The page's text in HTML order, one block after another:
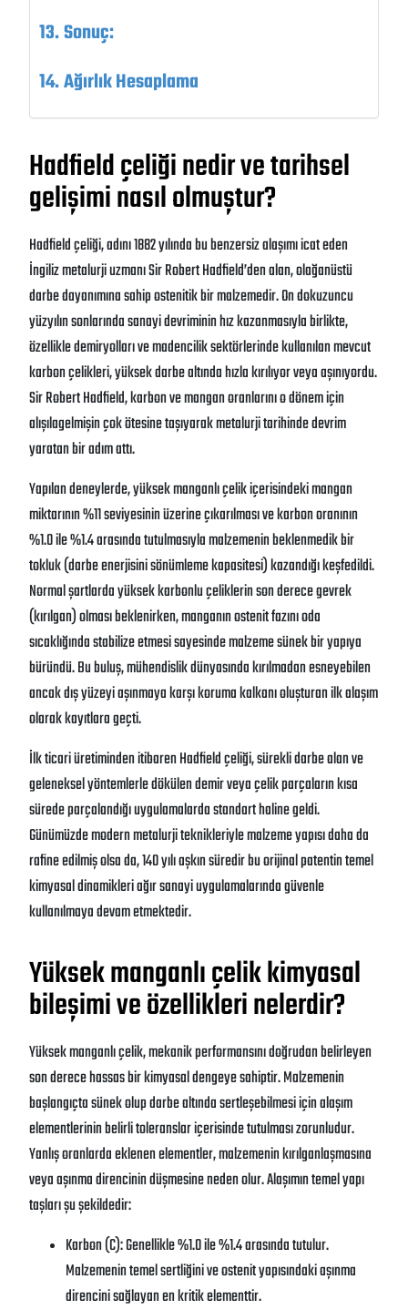
Sonuç:
Ağırlık Hesaplama
Hadfield çeliği nedir ve tarihsel
gelişimi nasıl olmuştur?
Hadfield çeliği, adını 1882 yılında bu benzersiz alaşımı icat eden
İngiliz metalurji uzmanı Sir Robert Hadfield’den alan, olağanüstü
darbe dayanımına sahip ostenitik bir malzemedir. On dokuzuncu
yüzyılın sonlarında sanayi devriminin hız kazanmasıyla birlikte,
özellikle demiryolları ve madencilik sektörlerinde kullanılan mevcut
karbon çelikleri, yüksek darbe altında hızla kırılıyor veya aşınıyordu.
Sir Robert Hadfield, karbon ve mangan oranlarını o dönem için
alışılagelmişin çok ötesine taşıyarak metalurji tarihinde devrim
yaratan bir adım attı.
Yapılan deneylerde, yüksek manganlı çelik içerisindeki mangan
miktarının %11 seviyesinin üzerine çıkarılması ve karbon oranının
%1.0 ile %1.4 arasında tutulmasıyla malzemenin beklenmedik bir
tokluk (darbe enerjisini sönümleme kapasitesi) kazandığı keşfedildi.
Normal şartlarda yüksek karbonlu çeliklerin son derece gevrek
(kırılgan) olması beklenirken, manganın ostenit fazını oda
sıcaklığında stabilize etmesi sayesinde malzeme sünek bir yapıya
büründü. Bu buluş, mühendislik dünyasında kırılmadan esneyebilen
ancak dış yüzeyi aşınmaya karşı koruma kalkanı oluşturan ilk alaşım
olarak kayıtlara geçti.
İlk ticari üretiminden itibaren Hadfield çeliği, sürekli darbe alan ve
geleneksel yöntemlerle dökülen demir veya çelik parçaların kısa
sürede parçalandığı uygulamalarda standart haline geldi.
Günümüzde modern metalurji teknikleriyle malzeme yapısı daha da
rafine edilmiş olsa da, 140 yılı aşkın süredir bu orijinal patentin temel
kimyasal dinamikleri ağır sanayi uygulamalarında güvenle
kullanılmaya devam etmektedir.
Yüksek manganlı çelik kimyasal
bileşimi ve özellikleri nelerdir?
Yüksek manganlı çelik, mekanik performansını doğrudan belirleyen
son derece hassas bir kimyasal dengeye sahiptir. Malzemenin
başlangıçta sünek olup darbe altında sertleşebilmesi için alaşım
elementlerinin belirli toleranslar içerisinde tutulması zorunludur.
Yanlış oranlarda eklenen elementler, malzemenin kırılganlaşmasına
veya aşınma direncinin düşmesine neden olur. Alaşımın temel yapı
taşları şu şekildedir:
Karbon (C): Genellikle %1.0 ile %1.4 arasında tutulur.
Malzemenin temel sertliğini ve ostenit yapısındaki aşınma
direncini sağlayan en kritik elementtir.